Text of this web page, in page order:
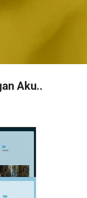
Aku..